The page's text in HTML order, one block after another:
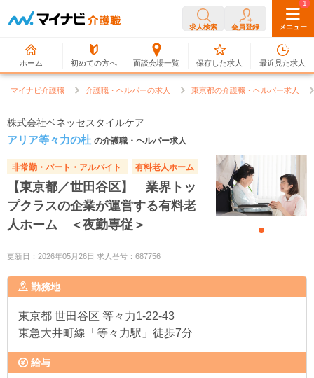
求人検索 会員登録 メニュー
ホーム 初めての方へ 面談会場一覧
0
保存した求人
1
最近見た求人
マイナビ介護職 介護職・ヘルパーの求人 東京都の介護職・ヘルパー求人
株式会社ベネッセスタイルケア
アリア等々力の杜 の介護職・ヘルパー求人
非常勤・パート・アルバイト 有料老人ホーム
【東京都／世田谷区】 業界トッ
プクラスの企業が運営する有料老
人ホーム ＜夜勤専従＞
更新日：2026年05月26日 求人番号：687756
勤務地
東京都 世田谷区 等々力1-22-43
東急大井町線「等々力駅」徒歩7分
給与